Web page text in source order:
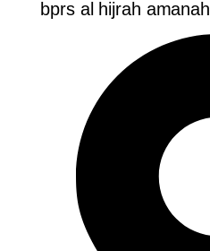
bprs al hijrah amanah